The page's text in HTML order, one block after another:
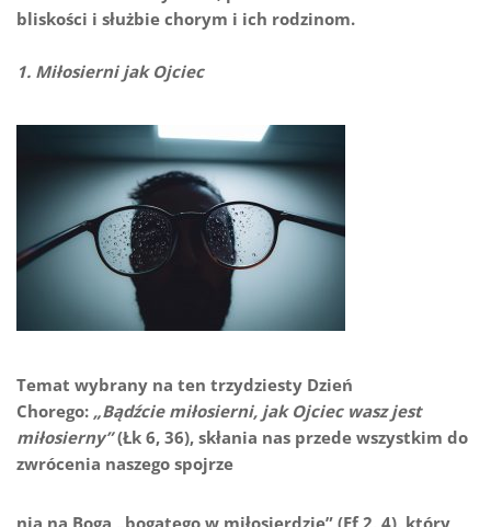
bliskości i służbie chorym i ich rodzinom.
1. Miłosierni jak Ojciec
Temat wybrany na ten trzydziesty Dzień
Chorego: „Bądźcie miłosierni, jak Ojciec wasz jest
miłosierny”(Łk 6, 36), skłania nas przede wszystkim do
zwrócenia naszego spojrze
nia na Boga „bogatego w miłosierdzie” (Ef 2, 4), który